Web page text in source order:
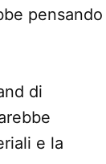
pensando
di
e la